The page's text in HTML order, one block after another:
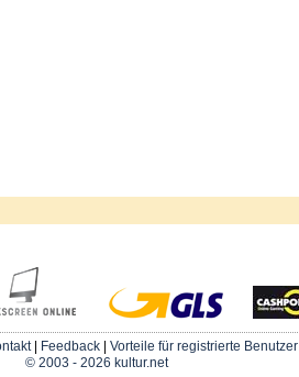
| Feedback| Vorteile für registrierte Benutzer
© 2003 - 2026 kultur.net